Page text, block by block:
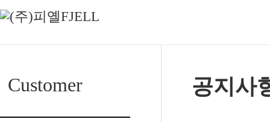
Customer 공지사